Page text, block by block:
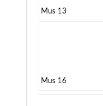
Mus 13
Mus 16